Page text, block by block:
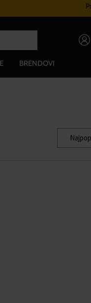
Sustav vjernosti
BRENDOVI